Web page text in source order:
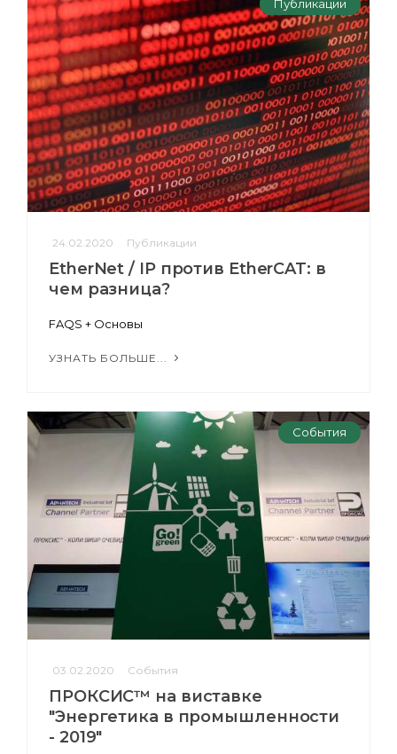
Публикации
24.02.2020 Публикации
EtherNet / IP против EtherCAT: в
чем разница?
FAQS + Основы
УЗНАТЬ БОЛЬШЕ...
События
03.02.2020 События
ПРОКСИС™ на виставке
"Энергетика в промышленности
- 2019"